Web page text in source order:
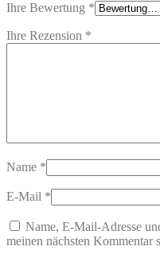
Ihre Bewertung *
Ihre Rezension *
Name *
E-Mail *
Name, E-Mail-Adresse
meinen nächsten Kommentar